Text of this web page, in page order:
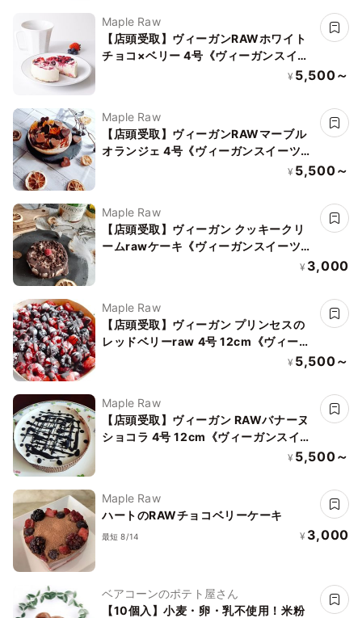
Maple Raw
【店頭受取】ヴィーガンRAWホワイト
チョコ×ベリー 4号《ヴィーガンスイー
ツ・ヴィーガンケーキ》《ロースイー
¥ 5,500～
Maple Raw
【店頭受取】ヴィーガンRAWマーブル
オランジェ 4号《ヴィーガンスイーツ・
ヴィーガンケーキ》《ロースイーツ》
¥ 5,500～
Maple Raw
【店頭受取】ヴィーガン クッキークリ
ームrawケーキ《ヴィーガンスイーツ》
¥ 3,000
Maple Raw
【店頭受取】ヴィーガン プリンセスの
レッドベリーraw 4号 12cm《ヴィーガ
ンスイーツ・ヴィーガンケーキ》《ロー
¥ 5,500～
Maple Raw
【店頭受取】ヴィーガン RAWバナーヌ
ショコラ 4号 12cm《ヴィーガンスイー
ツ・ヴィーガンケーキ》《ロースイー
¥ 5,500～
Maple Raw
ハートのRAWチョコベリーケーキ
最短 8/14 ¥ 3,000
ベアコーンのポテト屋さん
【10個入】小麦・卵・乳不使用！米粉